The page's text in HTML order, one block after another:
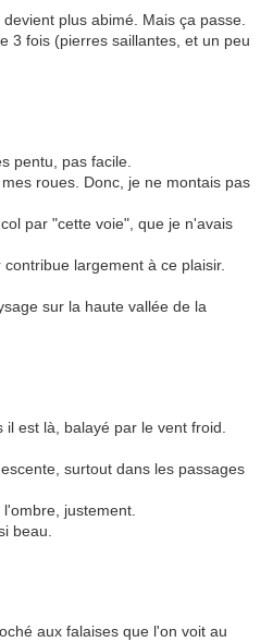
plus abimé. Mais ça passe.
3 fois (pierres saillantes, et un peu
pentu, pas facile.
roues. Donc, je ne montais pas
par "cette voie", que je n'avais
largement à ce plaisir.
sur la haute vallée de la
est là, balayé par le vent froid.
surtout dans les passages
justement.
beau.
aux falaises que l'on voit au